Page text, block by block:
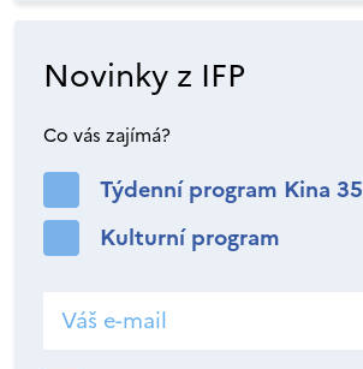
Novinky z IFP
Co vás zajímá?
Týdenní program Kina 35
Kulturní program